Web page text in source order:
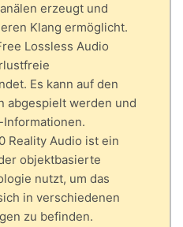
erzeugt und
Klang ermöglicht.
Lossless Audio
Es kann auf den
abgespielt werden und
Reality Audio ist ein
objektbasierte
nutzt, um das
in verschiedenen
zu befinden.